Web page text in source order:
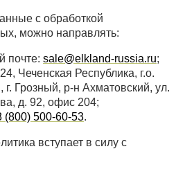
с обработкой
можно направлять:
почте: sale@elkland-russia.ru;
Чеченская Республика, г.о.
г. Грозный, р-н Ахматовский, ул.
д. 92, офис 204;
(800) 500-60-53.
вступает в силу с